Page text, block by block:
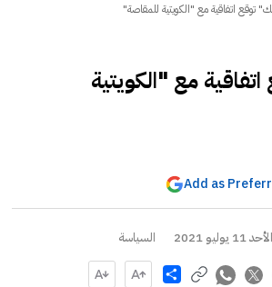
توقع اتفاقية مع "الكويتية للمقاصة"
مع "الكويتية
Add as
الأحد 11 يوليو 2021 السياسة
Share